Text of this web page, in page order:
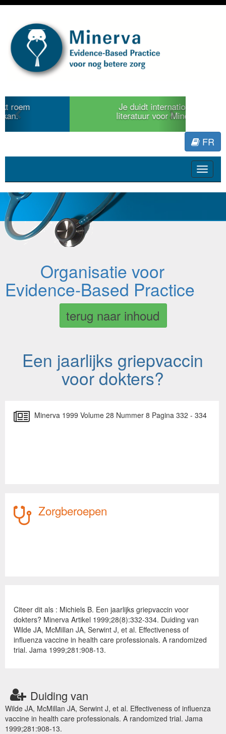
Je duidt internationale
literatuur voor Minerva.
Previous Next
FR
Toggle
Organisatie voor
Evidence-Based Practice
terug naar inhoud
Een jaarlijks griepvaccin
voor dokters?
Minerva 1999 Volume 28 Nummer 8 Pagina 332 - 334
Zorgberoepen
Citeer dit als : Michiels B. Een jaarlijks griepvaccin voor
dokters? Minerva Artikel 1999;28(8):332-334. Duiding van
Wilde JA, McMillan JA, Serwint J, et al. Effectiveness of
influenza vaccine in health care professionals. A randomized
trial. Jama 1999;281:908-13.
Duiding van
Wilde JA, McMillan JA, Serwint J, et al. Effectiveness of influenza
vaccine in health care professionals. A randomized trial. Jama
1999;281:908-13.